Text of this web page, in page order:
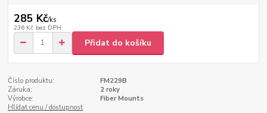
285 Kč/ks
236 Kč bez DPH
Přidat do košíku
Číslo produktu:
FM229B
Záruka:
2 roky
Výrobce:
Fiber Mounts
Hlídat cenu / dostupnost